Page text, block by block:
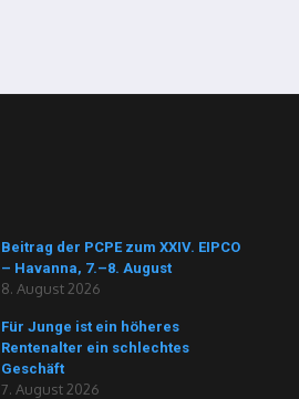
Beitrag der PCPE zum XXIV. EIPCO
– Havanna, 7.–8. August
8. August 2026
Für Junge ist ein höheres
Rentenalter ein schlechtes
Geschäft
7. August 2026